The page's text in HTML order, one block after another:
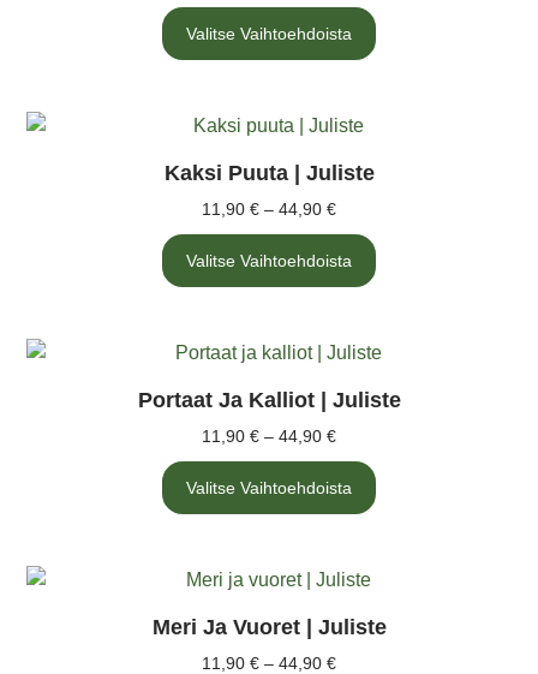
Valitse Vaihtoehdoista
Kaksi Puuta | Juliste
11,90 € – 44,90 €
Valitse Vaihtoehdoista
Portaat Ja Kalliot | Juliste
11,90 € – 44,90 €
Valitse Vaihtoehdoista
Meri Ja Vuoret | Juliste
11,90 € – 44,90 €